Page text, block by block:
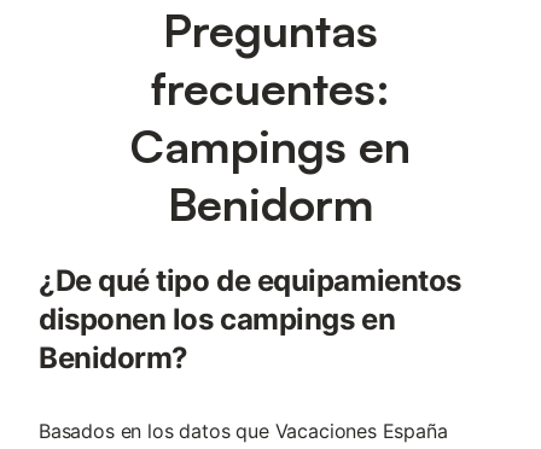
Preguntas
frecuentes:
Campings en
Benidorm
¿De qué tipo de equipamientos
disponen los campings en
Benidorm?
Basados en los datos que Vacaciones España